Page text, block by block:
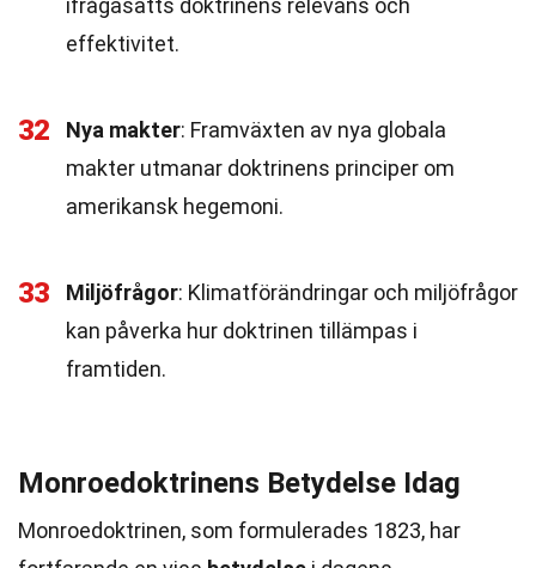
ifrågasätts doktrinens relevans och
effektivitet.
32 Nya makter: Framväxten av nya globala
makter utmanar doktrinens principer om
amerikansk hegemoni.
33 Miljöfrågor: Klimatförändringar och miljöfrågor
kan påverka hur doktrinen tillämpas i
framtiden.
Monroedoktrinens Betydelse Idag
Monroedoktrinen, som formulerades 1823, har